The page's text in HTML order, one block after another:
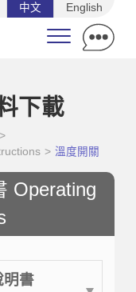
中文 English
下載
>
> 溫度開關
Operating
明書